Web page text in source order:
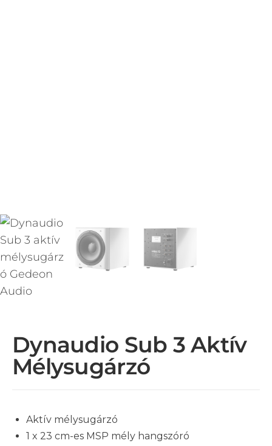
Dynaudio Sub 3 Aktív
Mélysugárzó
Aktív mélysugárzó
1 x 23 cm-es MSP mély hangszóró